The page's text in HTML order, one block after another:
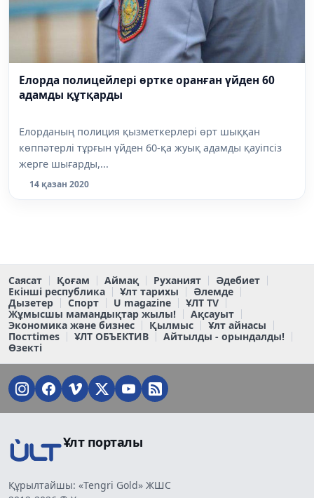
Елорда полицейлері өртке оранған үйден 60
адамды құтқарды
Елорданың полиция қызметкерлері өрт шыққан
көппәтерлі тұрғын үйден 60-қа жуық адамды қауіпсіз
жерге шығарды,...
14 қазан 2020
Саясат Қоғам Аймақ Руханият
Әдебиет
Екінші республика
Ұлт тарихы
Әлемде
Дызетер
Спорт U magazine
ҰЛТ TV
Жұмысшы мамандықтар жылы!
Ақсауыт
Экономика және бизнес
Қылмыс
Ұлт айнасы
Постtimes
ҰЛТ ОБЪЕКТИВ
Айтылды - орындалды!
Өзекті
Ұлт порталы
Құрылтайшы: «Tengri Gold» ЖШС